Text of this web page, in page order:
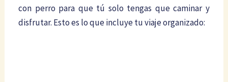
con perro para que tú solo tengas que caminar y
disfrutar. Esto es lo que incluye tu viaje organizado: